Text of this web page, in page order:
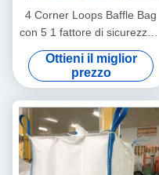
4 Corner Loops Baffle Bag
con 5 1 fattore di sicurezza e
materiale riciclabile
Ottieni il miglior
prezzo